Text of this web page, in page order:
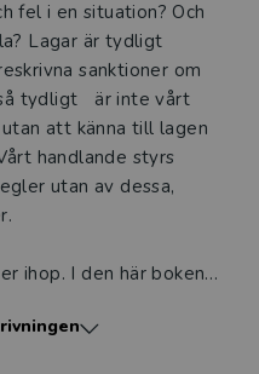
fel i en situation? Och
Lagar är tydligt
sanktioner om
tydligt är inte vårt
att känna till lagen
handlande styrs
utan av dessa,
ihop. I den här boken
ger en